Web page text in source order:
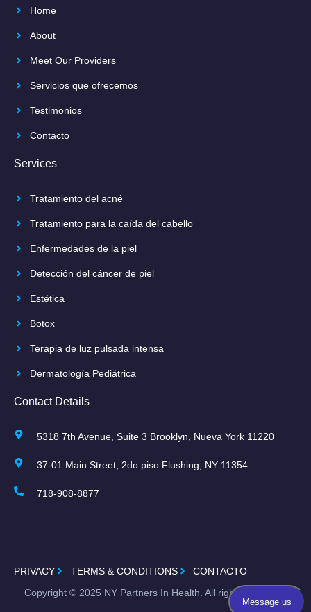
Home
About
Meet Our Providers
Servicios que ofrecemos
Testimonios
Contacto
Services
Tratamiento del acné
Tratamiento para la caída del cabello
Enfermedades de la piel
Detección del cáncer de piel
Estética
Botox
Terapia de luz pulsada intensa
Dermatología Pediátrica
Contact Details
5318 7th Avenue, Suite 3 Brooklyn, Nueva York 11220
37-01 Main Street, 2do piso Flushing, NY 11354
718-908-8877
PRIVACY TERMS & CONDITIONS
CONTACTO
Copyright © 2025 NY Partners In Health. All rights reserved.